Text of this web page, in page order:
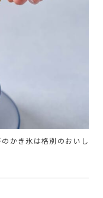
かき氷は格別のおいし